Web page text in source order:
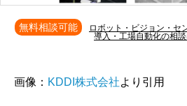
無料相談可能
ロボット・ビジョン・セ
導入・工場自動化の相
画像： KDDI株式会社より引用